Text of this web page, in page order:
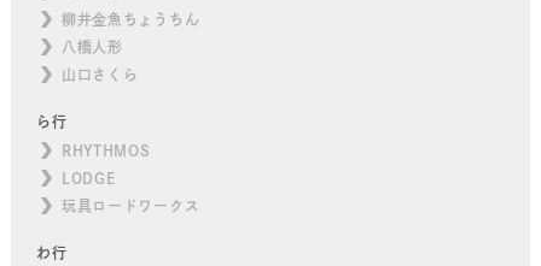
柳井金魚ちょうちん
八橋人形
山口さくら
ら行
RHYTHMOS
LODGE
玩具ロードワークス
わ行